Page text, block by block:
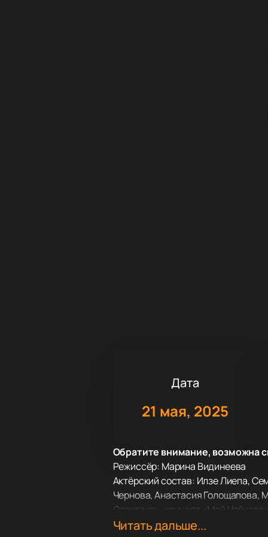
Дата
21 мая, 2025
Обратите внимание, возможна
Режиссёр: Марина Видинеева
Актёрский состав: Илзе Лиепа,
Чернова, Анастасия Голощапова,
Спектакль-концерт «Мой
призму его балетных шедевров.
Читать дальше...